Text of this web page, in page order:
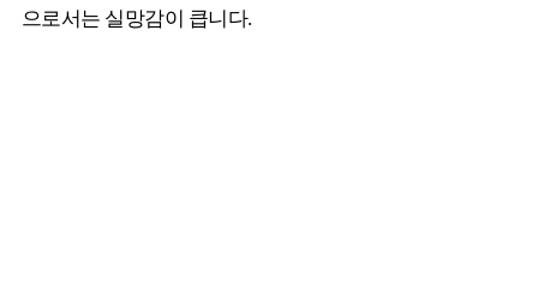
으로서는 실망감이 큽니다.